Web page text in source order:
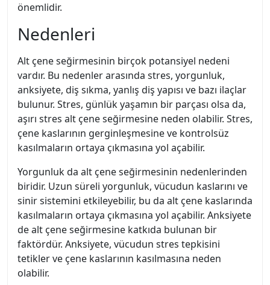
önemlidir.
Nedenleri
Alt çene seğirmesinin birçok potansiyel nedeni
vardır. Bu nedenler arasında stres, yorgunluk,
anksiyete, diş sıkma, yanlış diş yapısı ve bazı ilaçlar
bulunur. Stres, günlük yaşamın bir parçası olsa da,
aşırı stres alt çene seğirmesine neden olabilir. Stres,
çene kaslarının gerginleşmesine ve kontrolsüz
kasılmaların ortaya çıkmasına yol açabilir.
Yorgunluk da alt çene seğirmesinin nedenlerinden
biridir. Uzun süreli yorgunluk, vücudun kaslarını ve
sinir sistemini etkileyebilir, bu da alt çene kaslarında
kasılmaların ortaya çıkmasına yol açabilir. Anksiyete
de alt çene seğirmesine katkıda bulunan bir
faktördür. Anksiyete, vücudun stres tepkisini
tetikler ve çene kaslarının kasılmasına neden
olabilir.